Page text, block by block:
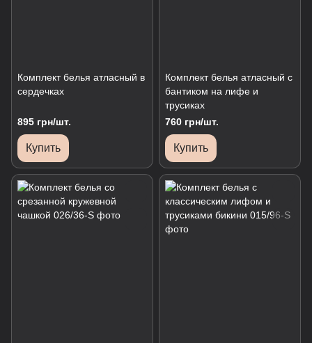
Комплект белья атласный в
сердечках
895 грн/шт.
Купить
Комплект белья атласный с
бантиком на лифе и
трусиках
760 грн/шт.
Купить